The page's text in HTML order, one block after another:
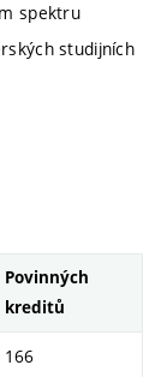
spektru
studijních
Povinných
kreditů
166